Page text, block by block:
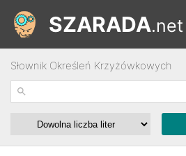
SZARADA.net
Słownik Określeń Krzyżówkowych